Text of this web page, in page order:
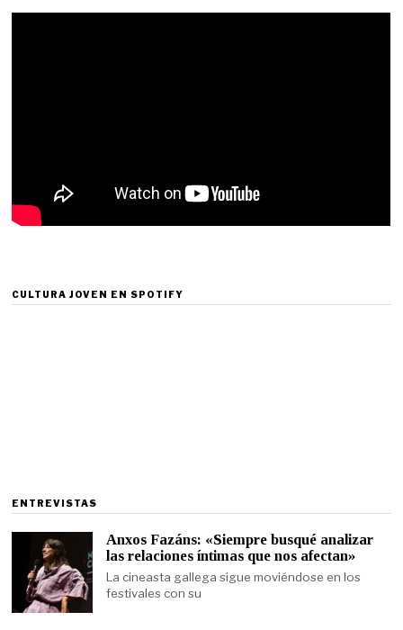
CULTURA JOVEN EN SPOTIFY
ENTREVISTAS
Anxos Fazáns: «Siempre busqué analizar
las relaciones íntimas que nos afectan»
La cineasta gallega sigue moviéndose en los
festivales con su